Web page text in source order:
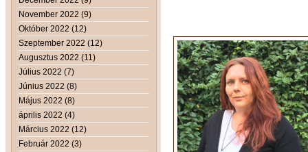
November 2022 (9)
Október 2022 (12)
Szeptember 2022 (12)
Augusztus 2022 (11)
Július 2022 (7)
Június 2022 (8)
Május 2022 (8)
április 2022 (4)
Március 2022 (12)
Február 2022 (3)